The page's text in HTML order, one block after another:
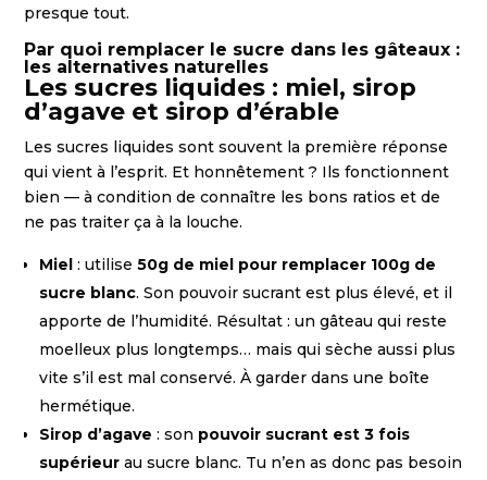
presque tout.
Par quoi remplacer le sucre dans les gâteaux :
les alternatives naturelles
Les sucres liquides : miel, sirop
d’agave et sirop d’érable
Les sucres liquides sont souvent la première réponse
qui vient à l’esprit. Et honnêtement ? Ils fonctionnent
bien — à condition de connaître les bons ratios et de
ne pas traiter ça à la louche.
Miel : utilise50g de miel pour remplacer 100g de
sucre blanc. Son pouvoir sucrant est plus élevé, et il
apporte de l’humidité. Résultat : un gâteau qui reste
moelleux plus longtemps… mais qui sèche aussi plus
vite s’il est mal conservé. À garder dans une boîte
hermétique.
Sirop d’agave : son pouvoir sucrant est 3 fois
supérieur au sucre blanc. Tu n’en as donc pas besoin